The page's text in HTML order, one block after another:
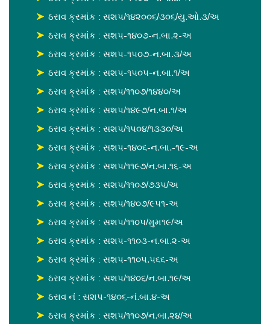
ઠરાવ ક્રમાંક : સશપ/૧૪૨૦૦૬/૩૦૬/યુ.ઓ.૩/અ
ઠરાવ ક્રમાંક : સશપ-૧૪૦૭-ન.બા.૨-અ
ઠરાવ ક્રમાંક : સશપ-૧૫૦૭-ન.બા.૩/અ
ઠરાવ ક્રમાંક : સશપ-૧૫૦૫-ન.બા.૧/અ
ઠરાવ ક્રમાંક : સશપ/૧૧૦૭/૧૪૪૦/અ
ઠરાવ ક્રમાંક : સશપ/૧૪૯૭/ન.બા.૧/અ
ઠરાવ ક્રમાંક : સશપ/૧૫૦૪/૧૩૩૦/અ
ઠરાવ ક્રમાંક : સશપ-૧૪૦૬-ન.બા.-૧૯-અ
ઠરાવ ક્રમાંક : સશપ/૧૧૯૭/ન.બા.૧૬-અ
ઠરાવ ક્રમાંક : સશપ/૧૧૦૭/૭૩૫/અ
ઠરાવ ક્રમાંક : સશપ/૧૪૦૭/૯૫૧-અ
ઠરાવ ક્રમાંક : સશપ/૧૧૦૫/મુમ૧૯/અ
ઠરાવ ક્રમાંક : સશપ-૧૧૦૩-ન.બા.૨-અ
ઠરાવ ક્રમાંક : સશપ-૧૧૦૫.૫૬૬-અ
ઠરાવ ક્રમાંક : સશપ/૧૪૦૬/ન.બા.૧૯/અ
ઠરાવ નં : સશપ-૧૪૦૬-નં.બા.૪-અ
ઠરાવ ક્રમાંક : સશપ/૧૧૦૭/ન.બા.૨૪/અ